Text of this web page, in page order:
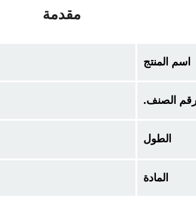
مقدمة
اسم المنتج
الصنف.
الطول
المادة